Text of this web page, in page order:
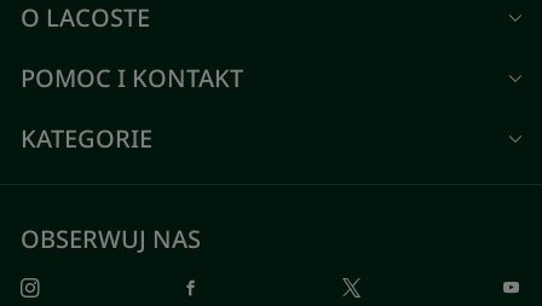
O LACOSTE
POMOC I KONTAKT
KATEGORIE
OBSERWUJ NAS